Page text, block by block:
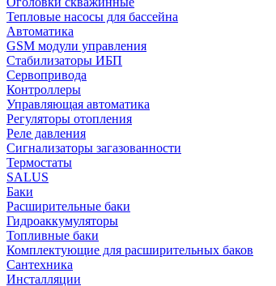
Тепловые насосы для бассейна
Автоматика
GSM модули управления
Стабилизаторы ИБП
Сервопривода
Контроллеры
Управляющая автоматика
Регуляторы отопления
Реле давления
Сигнализаторы загазованности
Термостаты
SALUS
Баки
Расширительные баки
Гидроаккумуляторы
Топливные баки
Комплектующие для расширительных баков
Сантехника
Инсталляции